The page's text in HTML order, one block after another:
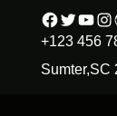
İçeriğeFacebook
Twitter
+123 456
Sumter,SC